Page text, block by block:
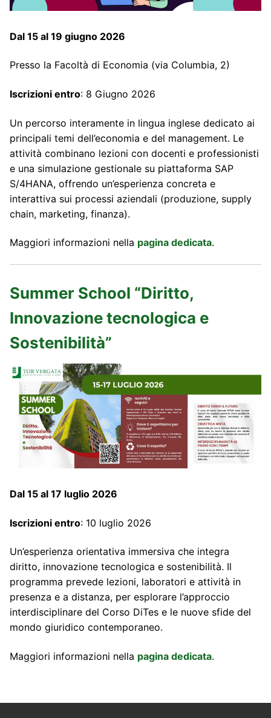
Dal 15 al 19 giugno 2026
Presso la Facoltà di Economia (via Columbia, 2)
Iscrizioni entro: 8 Giugno 2026
Un percorso interamente in lingua inglese dedicato ai
principali temi dell’economia e del management. Le
attività combinano lezioni con docenti e professionisti
e una simulazione gestionale su piattaforma SAP
S/4HANA, offrendo un’esperienza concreta e
interattiva sui processi aziendali (produzione, supply
chain, marketing, finanza).
Maggiori informazioni nella pagina dedicata.
Summer School “Diritto,
Innovazione tecnologica e
Sostenibilità”
Dal 15 al 17 luglio 2026
Iscrizioni entro: 10 luglio 2026
Un’esperienza orientativa immersiva che integra
diritto, innovazione tecnologica e sostenibilità. Il
programma prevede lezioni, laboratori e attività in
presenza e a distanza, per esplorare l’approccio
interdisciplinare del Corso DiTes e le nuove sfide del
mondo giuridico contemporaneo.
Maggiori informazioni nella pagina dedicata.